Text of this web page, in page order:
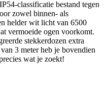
classificatie bestand tegen
zowel binnen- als
helder wit licht van 6500
vermoeide ogen voorkomt.
stekkerdozen extra
3 meter heb je bovendien
wat je zoekt!